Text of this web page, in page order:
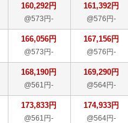
160,292円
@573円-
161,392円
@576円-
166,056円
@573円-
167,156円
@576円-
168,190円
@561円-
169,290円
@564円-
173,833円
@561円-
174,933円
@564円-